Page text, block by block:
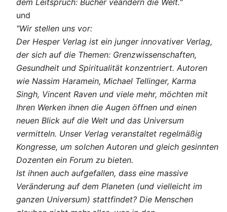
dem Leitspruch: Bücher veändern die Welt."
und
"Wir stellen uns vor:
Der Hesper Verlag ist ein junger innovativer Verlag,
der sich auf die Themen: Grenzwissenschaften,
Gesundheit und Spiritualität konzentriert. Autoren
wie Nassim Haramein, Michael Tellinger, Karma
Singh, Vincent Raven und viele mehr, möchten mit
Ihren Werken ihnen die Augen öffnen und einen
neuen Blick auf die Welt und das Universum
vermitteln. Unser Verlag veranstaltet regelmäßig
Kongresse, um solchen Autoren und gleich gesinnten
Dozenten ein Forum zu bieten.
Ist ihnen auch aufgefallen, dass eine massive
Veränderung auf dem Planeten (und vielleicht im
ganzen Universum) stattfindet? Die Menschen